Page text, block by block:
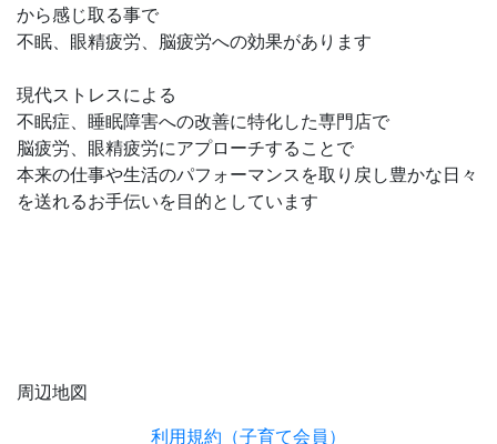
から感じ取る事で
不眠、眼精疲労、脳疲労への効果があります
現代ストレスによる
不眠症、睡眠障害への改善に特化した専門店で
脳疲労、眼精疲労にアプローチすることで
本来の仕事や生活のパフォーマンスを取り戻し豊かな日々
を送れるお手伝いを目的としています
周辺地図
利用規約（子育て会員）